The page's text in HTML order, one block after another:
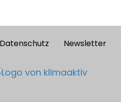
Datenschutz Newsletter